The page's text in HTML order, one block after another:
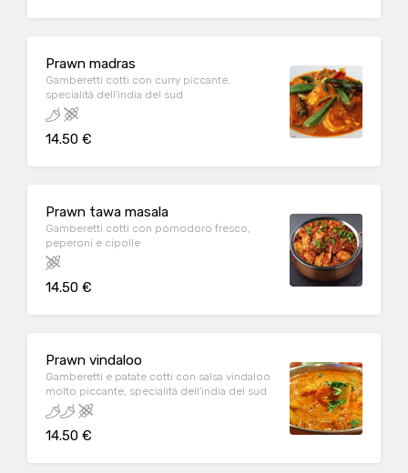
Prawn madras
Gamberetti cotti con curry piccante,
specialità dell'india del sud
14.50 €
Prawn tawa masala
Gamberetti cotti con pomodoro fresco,
peperoni e cipolle
14.50 €
Prawn vindaloo
Gamberetti e patate cotti con salsa vindaloo
molto piccante, specialità dell'india del sud
14.50 €